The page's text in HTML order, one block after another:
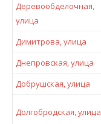
Деревообделочная,
улица
Димитрова, улица
Днепровская, улица
Добрушская, улица
Долгобродская, улица